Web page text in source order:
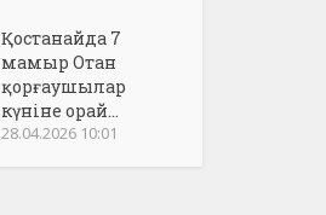
Қостанайда 7
мамыр Отан
қорғаушылар
күніне орай...
28.04.2026 10:01